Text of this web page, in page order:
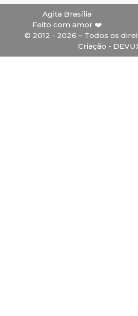
Agita Brasília
Feito com amor ❤️
© 2012 - 2026 – Todos os
Criação -